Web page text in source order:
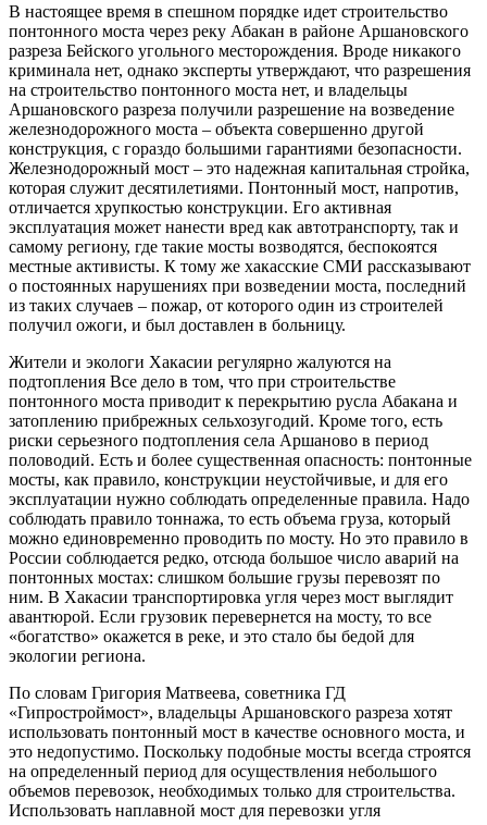
В настоящее время в спешном порядке идет строительство
понтонного моста через реку Абакан в районе Аршановского
разреза Бейского угольного месторождения. Вроде никакого
криминала нет, однако эксперты утверждают, что разрешения
на строительство понтонного моста нет, и владельцы
Аршановского разреза получили разрешение на возведение
железнодорожного моста – объекта совершенно другой
конструкция, с гораздо большими гарантиями безопасности.
Железнодорожный мост – это надежная капитальная стройка,
которая служит десятилетиями. Понтонный мост, напротив,
отличается хрупкостью конструкции. Его активная
эксплуатация может нанести вред как автотранспорту, так и
самому региону, где такие мосты возводятся, беспокоятся
местные активисты. К тому же хакасские СМИ рассказывают
о постоянных нарушениях при возведении моста, последний
из таких случаев – пожар, от которого один из строителей
получил ожоги, и был доставлен в больницу.
Жители и экологи Хакасии регулярно жалуются на
подтопления Все дело в том, что при строительстве
понтонного моста приводит к перекрытию русла Абакана и
затоплению прибрежных сельхозугодий. Кроме того, есть
риски серьезного подтопления села Аршаново в период
половодий. Есть и более существенная опасность: понтонные
мосты, как правило, конструкции неустойчивые, и для его
эксплуатации нужно соблюдать определенные правила. Надо
соблюдать правило тоннажа, то есть объема груза, который
можно единовременно проводить по мосту. Но это правило в
России соблюдается редко, отсюда большое число аварий на
понтонных мостах: слишком большие грузы перевозят по
ним. В Хакасии транспортировка угля через мост выглядит
авантюрой. Если грузовик перевернется на мосту, то все
«богатство» окажется в реке, и это стало бы бедой для
экологии региона.
По словам Григория Матвеева, советника ГД
«Гипростроймост», владельцы Аршановского разреза хотят
использовать понтонный мост в качестве основного моста, и
это недопустимо. Поскольку подобные мосты всегда строятся
на определенный период для осуществления небольшого
объемов перевозок, необходимых только для строительства.
Использовать наплавной мост для перевозки угля